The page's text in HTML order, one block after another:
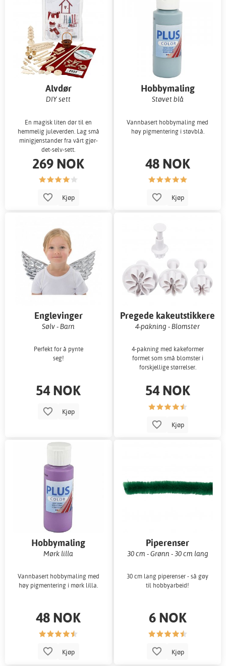
Alvdør
DIY sett
En magisk liten dør til en
hemmelig juleverden. Lag små
minigjenstander fra vårt gjør-
det-selv-sett.
269 NOK
Kjøp
Hobbymaling
Støvet blå
Vannbasert hobbymaling med
høy pigmentering i støvblå.
48 NOK
Kjøp
Englevinger
Sølv - Barn
Perfekt for å pynte
seg!
54 NOK
Kjøp
Pregede kakeutstikkere
4-pakning - Blomster
4-pakning med kakeformer
formet som små blomster i
forskjellige størrelser.
54 NOK
Kjøp
Hobbymaling
Mørk lilla
Vannbasert hobbymaling med
høy pigmentering i mørk lilla.
48 NOK
Kjøp
Piperenser
30 cm - Grønn - 30 cm lang
30 cm lang piperenser - så gøy
til hobbyarbeid!
6 NOK
Kjøp